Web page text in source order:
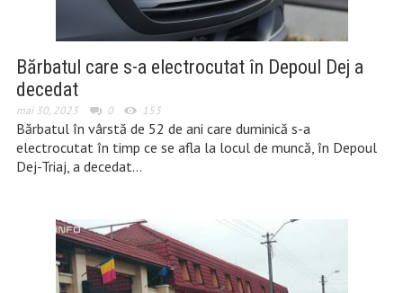
Bărbatul care s-a electrocutat în Depoul Dej a
decedat
mai 30, 2023 0 153
Bărbatul în vârstă de 52 de ani care duminică s-a
electrocutat în timp ce se afla la locul de muncă, în Depoul
Dej-Triaj, a decedat…